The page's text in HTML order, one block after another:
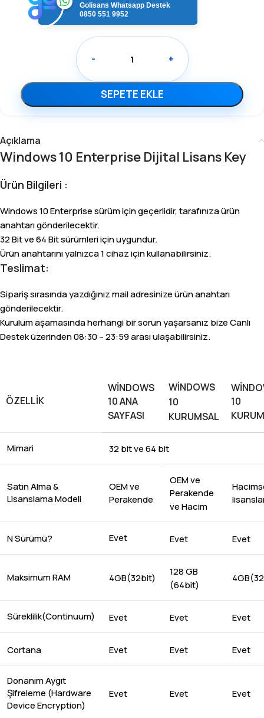
Golisans Whatsapp Destek
0850 551 9952
- +
SEPETE EKLE
Açıklama
Windows 10 Enterprise Dijital Lisans Key
Ürün Bilgileri :
Windows 10 Enterprise sürüm için geçerlidir, tarafınıza ürün
anahtarı gönderilecektir.
32 Bit ve 64 Bit sürümleri için uygundur.
Ürün anahtarını yalnızca 1 cihaz için kullanabilirsiniz.
Teslimat:
Sipariş sırasında yazdığınız mail adresinize ürün anahtarı
gönderilecektir.
Kurulum aşamasında herhangi bir sorun yaşarsanız bize Canlı
Destek üzerinden 08:30 – 23:59 arası ulaşabilirsiniz.
ÖZELLIK
WINDOWS
10 ANA
SAYFASI
WINDOWS
10
KURUMSAL
10
Mimari 32 bit ve 64 bit
Satın Alma &
Lisanslama Modeli
OEM ve
Perakende
OEM ve
Perakende
ve Hacim
N Sürümü? Evet Evet Evet
Maksimum RAM 4GB(32bit)
128 GB
(64bit)
Süreklilik(Continuum) Evet Evet Evet
Cortana Evet Evet Evet
Donanım Aygıt
Şifreleme (Hardware
Device Encryption)
Evet Evet Evet